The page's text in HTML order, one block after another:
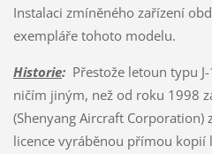
Instalaci zmíněného zařízení
exempláře tohoto modelu.
Historie:Přestože letoun typu J-
ničím jiným, než od roku 1998
(Shenyang Aircraft Corporation)
licence vyráběnou přímou kopií